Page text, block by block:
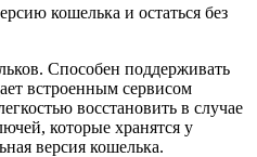
кошелька и остаться без
Способен поддерживать
встроенным сервисом
восстановить в случае
которые хранятся у
версия кошелька.